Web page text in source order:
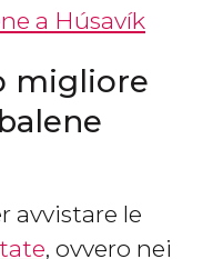
a Húsavík
migliore
avvistare le
, ovvero nei